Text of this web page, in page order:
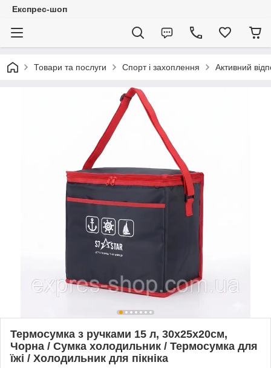
Експрес-шоп
Товари та послуги Спорт і захоплення Активний
Термосумка з ручками 15 л, 30х25х20см,
Чорна / Сумка холодильник / Термосумка для
їжі / Холодильник для пікніка